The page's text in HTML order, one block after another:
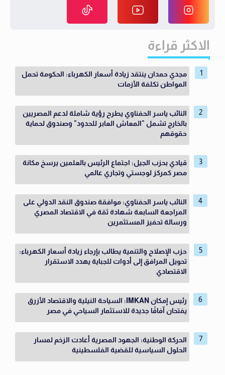
الاكثر قراءة
مجدي حمدان ينتقد زيادة أسعار الكهرباء: الحكومة تحمل
المواطن تكلفة الأزمات
النائب ياسر الحفناوي يطرح رؤية شاملة لدعم المصريين
بالخارج تشمل "المعاش العابر للحدود" وصندوق لحماية
حقوقهم
قيادي بحزب الجيل: اجتماع الرئيس بالعلمين يرسخ مكانة
مصر كمركز لوجستي وتجاري عالمي
النائب ياسر الحفناوي: موافقة صندوق النقد الدولي على
المراجعة السابعة شهادة ثقة في الاقتصاد المصري
ورسالة تحفيز المستثمرين
حزب الإصلاح والتنمية يطالب بإرجاء زيادة أسعار الكهرباء:
تحويل المرافق إلى أدوات للجباية يهدد الاستقرار
الاقتصادي
رئيس إمكان IMKAN: السياحة النيلية والاقتصاد الأزرق
يفتحان آفاقًا جديدة للاستثمار السياحي في مصر
الحركة الوطنية: الجهود المصرية أعادت الزخم لمسار
الحلول السياسية للقضية الفلسطينية